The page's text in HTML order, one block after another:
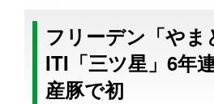
フリーデン「やま
ITI「三ツ星」6年
産豚で初